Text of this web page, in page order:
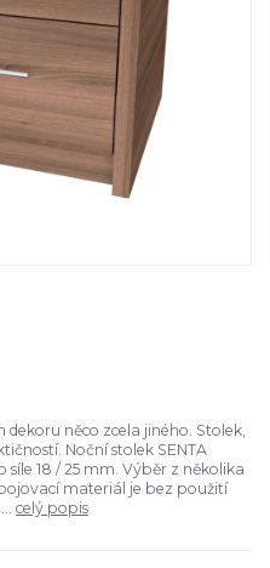
něco zcela jiného. Stolek,
Noční stolek SENTA
18 / 25 mm. Výběr z několika
materiál je bez použití
celý popis